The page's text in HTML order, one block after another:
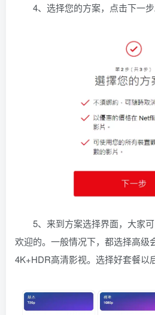
4、选择您的方案，点击下一步
5、来到方案选择界面，大家
欢迎的。一般情况下，都选择高级
4K+HDR高清影视。选择好套餐以